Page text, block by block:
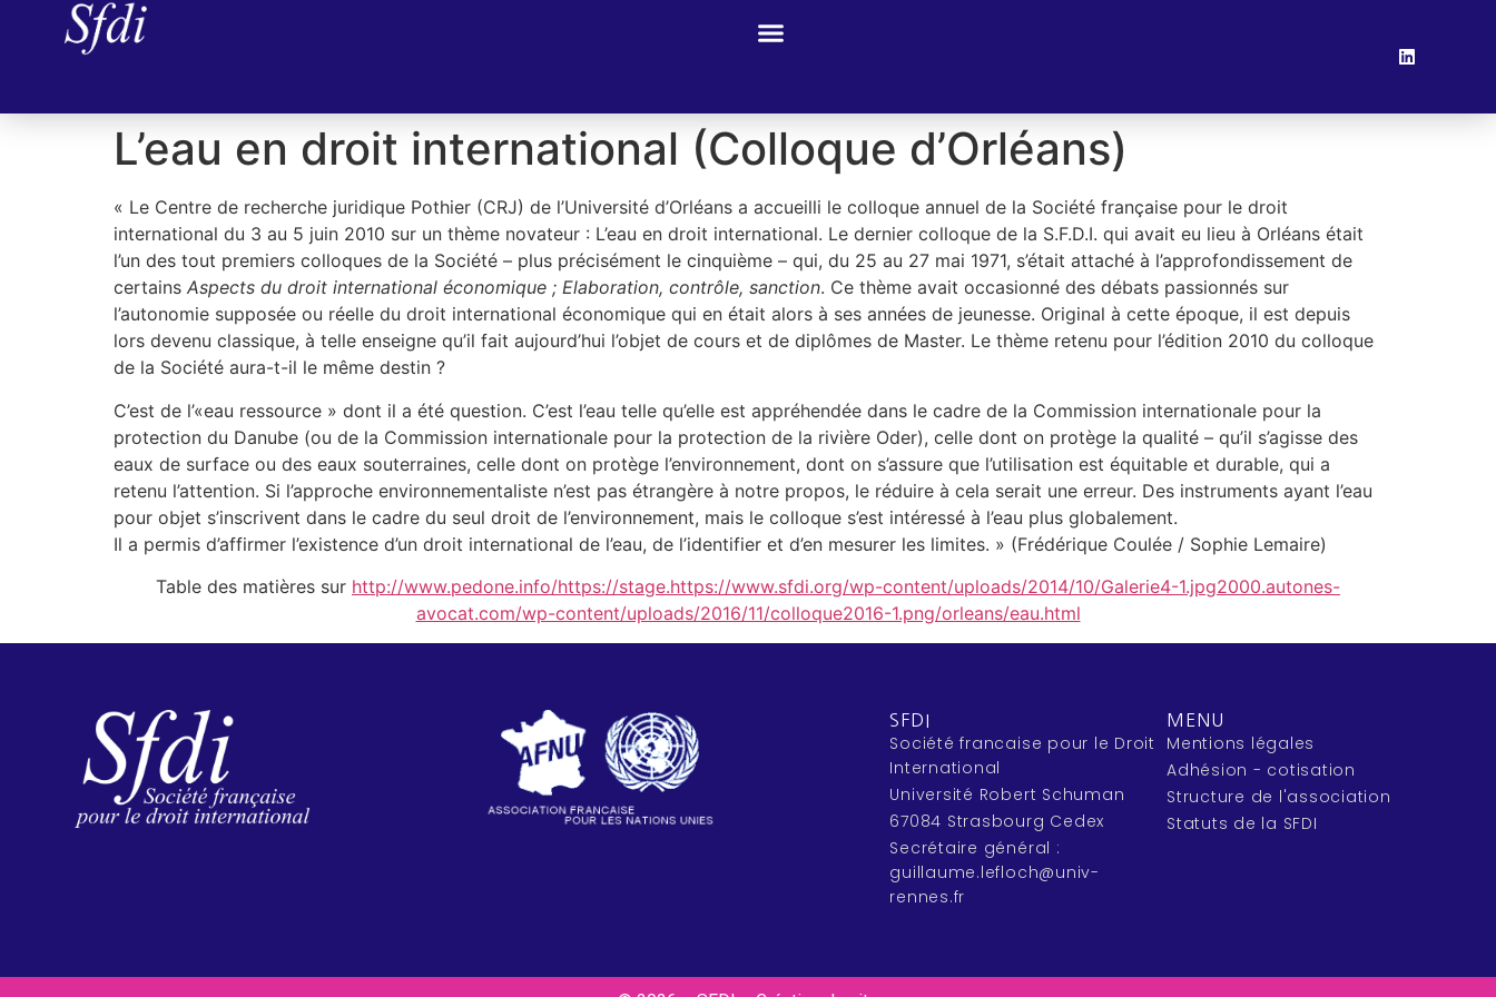
L’eau en droit international (Colloque d’Orléans)
« Le Centre de recherche juridique Pothier (CRJ) de l’Université d’Orléans a accueilli le colloque annuel de la Société française pour le droit
international du 3 au 5 juin 2010 sur un thème novateur : L’eau en droit international. Le dernier colloque de la S.F.D.I. qui avait eu lieu à Orléans était
l’un des tout premiers colloques de la Société – plus précisément le cinquième – qui, du 25 au 27 mai 1971, s’était attaché à l’approfondissement de
certains Aspects du droit international économique ; Elaboration, contrôle, sanction. Ce thème avait occasionné des débats passionnés sur
l’autonomie supposée ou réelle du droit international économique qui en était alors à ses années de jeunesse. Original à cette époque, il est depuis
lors devenu classique, à telle enseigne qu’il fait aujourd’hui l’objet de cours et de diplômes de Master. Le thème retenu pour l’édition 2010 du colloque
de la Société aura-t-il le même destin ?
C’est de l’«eau ressource » dont il a été question. C’est l’eau telle qu’elle est appréhendée dans le cadre de la Commission internationale pour la
protection du Danube (ou de la Commission internationale pour la protection de la rivière Oder), celle dont on protège la qualité – qu’il s’agisse des
eaux de surface ou des eaux souterraines, celle dont on protège l’environnement, dont on s’assure que l’utilisation est équitable et durable, qui a
retenu l’attention. Si l’approche environnementaliste n’est pas étrangère à notre propos, le réduire à cela serait une erreur. Des instruments ayant l’eau
pour objet s’inscrivent dans le cadre du seul droit de l’environnement, mais le colloque s’est intéressé à l’eau plus globalement.
Il a permis d’affirmer l’existence d’un droit international de l’eau, de l’identifier et d’en mesurer les limites. » (Frédérique Coulée / Sophie Lemaire)
Table des matières sur http://www.pedone.info/https://stage.https://www.sfdi.org/wp-content/uploads/2014/10/Galerie4-1.jpg2000.autones-
avocat.com/wp-content/uploads/2016/11/colloque2016-1.png/orleans/eau.html
SFDI
Société francaise pour le Droit
International
Université Robert Schuman
67084 Strasbourg Cedex
Secrétaire général :
guillaume.lefloch@univ-
rennes.fr
MENU
Mentions légales
Adhésion - cotisation
Structure de l'association
Statuts de la SFDI